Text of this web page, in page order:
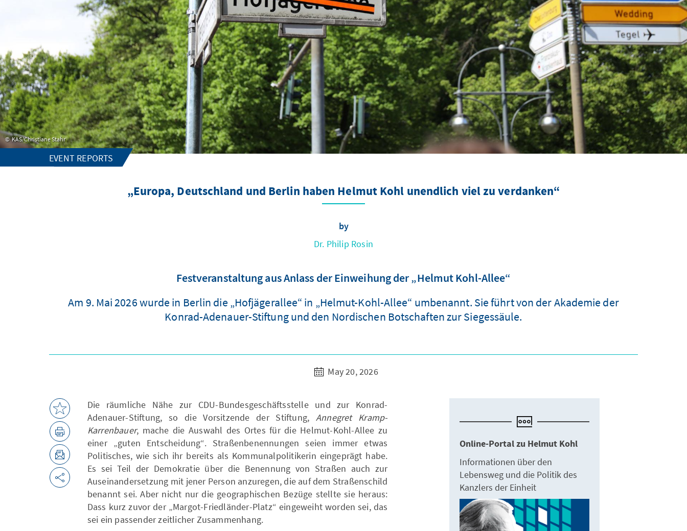
KAS/Christiane Stahr
EVENT REPORTS
„Europa, Deutschland und Berlin haben Helmut Kohl unendlich viel zu verdanken“
by
Dr. Philip Rosin
Festveranstaltung aus Anlass der Einweihung der „Helmut Kohl-Allee“
Am 9. Mai 2026 wurde in Berlin die „Hofjägerallee“ in „Helmut-Kohl-Allee“ umbenannt. Sie führt von der Akademie der
Konrad-Adenauer-Stiftung und den Nordischen Botschaften zur Siegessäule.
May 20, 2026
Die räumliche Nähe zur CDU-Bundesgeschäftsstelle und zur Konrad-
Adenauer-Stiftung, so die Vorsitzende der Stiftung, Annegret Kramp-
Karrenbauer, mache die Auswahl des Ortes für die Helmut-Kohl-Allee zu
einer „guten Entscheidung“. Straßenbenennungen seien immer etwas
Politisches, wie sich ihr bereits als Kommunalpolitikerin eingeprägt habe.
Es sei Teil der Demokratie über die Benennung von Straßen auch zur
Auseinandersetzung mit jener Person anzuregen, die auf dem Straßenschild
benannt sei. Aber nicht nur die geographischen Bezüge stellte sie heraus:
Dass kurz zuvor der „Margot-Friedländer-Platz“ eingeweiht worden sei, das
sei ein passender zeitlicher Zusammenhang.
Online-Portal zu Helmut Kohl
Informationen über den
Lebensweg und die Politik des
Kanzlers der Einheit